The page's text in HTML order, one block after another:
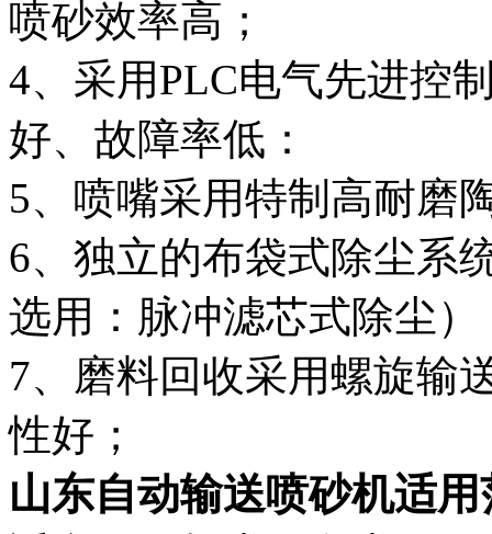
喷砂效率高；
4、采用PLC电气先进控
好、故障率低：
5、喷嘴采用特制高耐磨
6、独立的布袋式除尘系
选用：脉冲滤芯式除尘）
7、磨料回收采用螺旋输
性好；
山东自动输送喷砂机适